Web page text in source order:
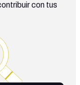
con tus